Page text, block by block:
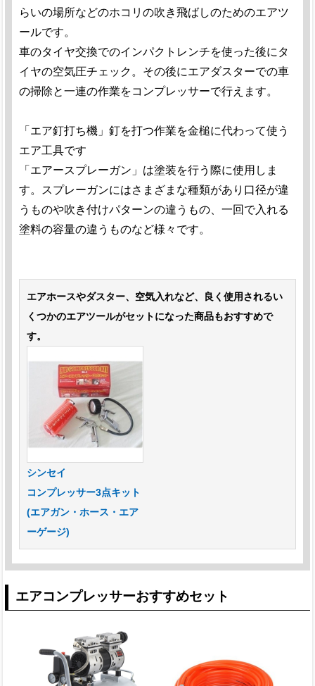
らいの場所などのホコリの吹き飛ばしのためのエアツ
ールです。
車のタイヤ交換でのインパクトレンチを使った後にタ
イヤの空気圧チェック。その後にエアダスターでの車
の掃除と一連の作業をコンプレッサーで行えます。
「エア釘打ち機」釘を打つ作業を金槌に代わって使う
エア工具です
「エアースプレーガン」は塗装を行う際に使用しま
す。スプレーガンにはさまざまな種類があり口径が違
うものや吹き付けパターンの違うもの、一回で入れる
塗料の容量の違うものなど様々です。
エアホースやダスター、空気入れなど、良く使用されるい
くつかのエアツールがセットになった商品もおすすめで
す。
シンセイ
コンプレッサー3点キット
(エアガン・ホース・エア
ーゲージ)
エアコンプレッサーおすすめセット